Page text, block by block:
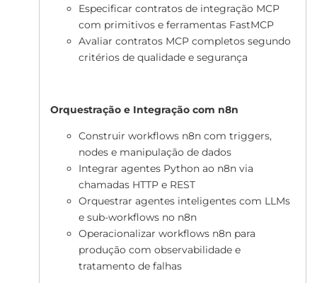
Especificar contratos de integração MCP
com primitivos e ferramentas FastMCP
Avaliar contratos MCP completos segundo
critérios de qualidade e segurança
Orquestração e Integração com n8n
Construir workflows n8n com triggers,
nodes e manipulação de dados
Integrar agentes Python ao n8n via
chamadas HTTP e REST
Orquestrar agentes inteligentes com LLMs
e sub-workflows no n8n
Operacionalizar workflows n8n para
produção com observabilidade e
tratamento de falhas